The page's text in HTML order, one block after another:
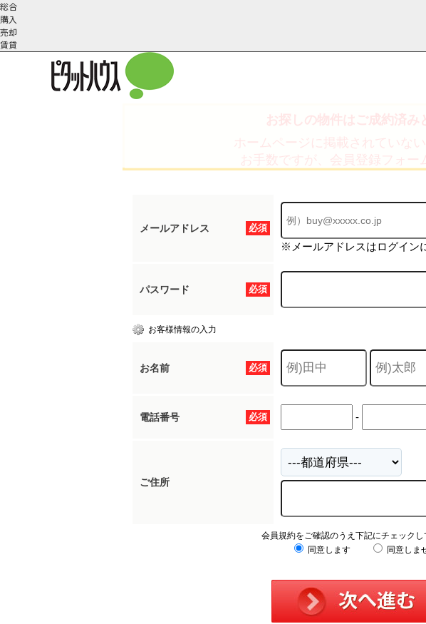
総合
購入
売却
賃貸
町名から探す 学区から探
スタッフ紹
採用情
お知
お探しの物件はご成約済み
ホームページに掲載されていな
お手数ですが、会員登録フォー
必須
メールアドレス
※メールアドレスはログイン
必須
パスワード
お客様情報の入力
必須
お名前
必須
電話番号 -
ご住所
会員規約をご確認のうえ下記にチェックし
同意します
同意しま